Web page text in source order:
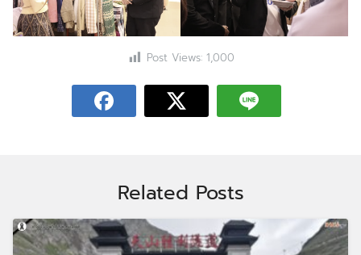
Post Views: 1,000
Related Posts